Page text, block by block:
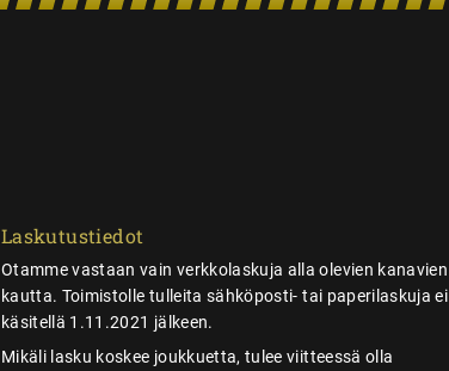
Laskutustiedot
Otamme vastaan vain verkkolaskuja alla olevien kanavien
kautta. Toimistolle tulleita sähköposti- tai paperilaskuja ei
käsitellä 1.11.2021 jälkeen.
Mikäli lasku koskee joukkuetta, tulee viitteessä olla